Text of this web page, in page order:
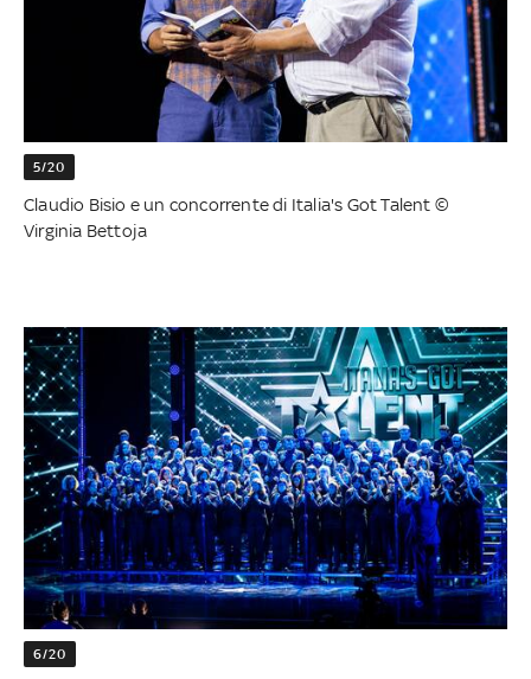
5/20
Claudio Bisio e un concorrente di Italia's Got Talent ©
Virginia Bettoja
6/20